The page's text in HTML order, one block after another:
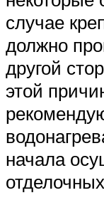
случае
должно
другой
этой
начала